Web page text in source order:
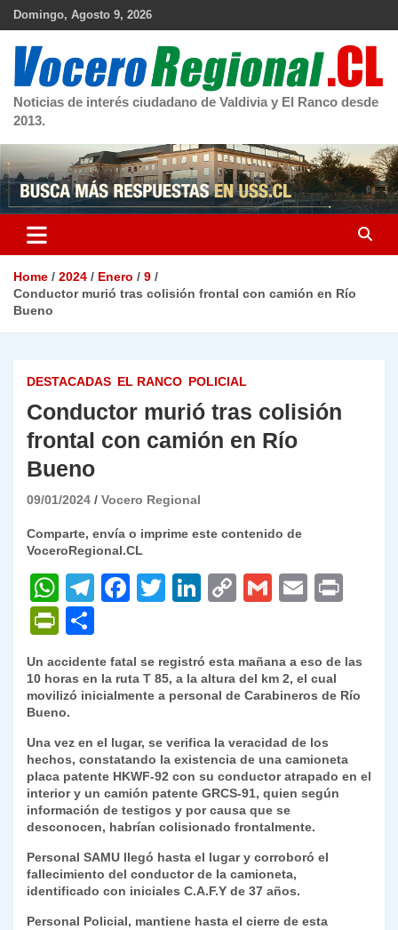
Skip
Domingo, Agosto 9, 2026
Noticias de interés ciudadano de Valdivia y El Ranco desde
2013.
Home 2024 Enero
9
Conductor murió tras colisión frontal con camión en Río
Bueno
DESTACADAS EL RANCO POLICIAL
Conductor murió tras colisión
frontal con camión en Río
Bueno
09/01/2024 Vocero Regional
Comparte, envía o imprime este contenido de
VoceroRegional.CL
W
h
at
s
A
p
T
gr
a
m
F
e
b
o
k
T
er
Li
e
dI
n
C
y
Li
k
G
l
E
l
P
ri
nt
Fr
ie
n
dl
y
o
m
p
ar
tir
Un accidente fatal se registró esta mañana a eso de las
10 horas en la ruta T 85, a la altura del km 2, el cual
movilizó inicialmente a personal de Carabineros de Río
Bueno.
Una vez en el lugar, se verifica la veracidad de los
hechos, constatando la existencia de una camioneta
placa patente HKWF-92 con su conductor atrapado en el
interior y un camión patente GRCS-91, quien según
información de testigos y por causa que se
desconocen, habrían colisionado frontalmente.
Personal SAMU llegó hasta el lugar y corroboró el
fallecimiento del conductor de la camioneta,
identificado con iniciales C.A.F.Y de 37 años.
Personal Policial, mantiene hasta el cierre de esta